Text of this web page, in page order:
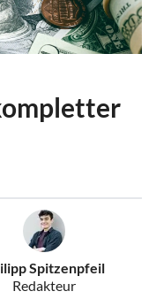
Spitzenpfeil
Redakteur